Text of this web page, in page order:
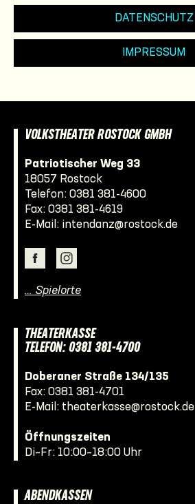
DATENSCHUTZ
IMPRESSUM
VOLKSTHEATER ROSTOCK GMBH
Patriotischer Weg 33
18057 Rostock
Telefon: 0381 381-4600
Fax: 0381 381-4619
E-Mail: intendanz@rostock.de
… Spielorte
THEATERKASSE
TELEFON: 0381 381-4700
Doberaner Straße 134/135
Fax: 0381 381-4701
E-Mail: theaterkasse@rostock.de
Öffnungszeiten
Di–Fr: 10:00–18:00 Uhr
ABENDKASSEN